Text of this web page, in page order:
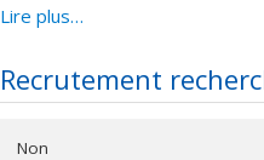
développement durable avec
un doctorat sur les solutions
du programme
Lire plus…
Recrutement
Non